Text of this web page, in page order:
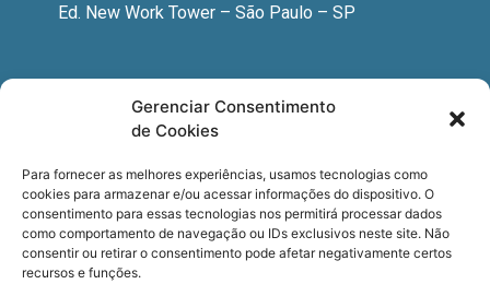
Gerenciar Consentimento
de Cookies
Para fornecer as melhores experiências, usamos tecnologias como
cookies para armazenar e/ou acessar informações do dispositivo. O
consentimento para essas tecnologias nos permitirá processar dados
como comportamento de navegação ou IDs exclusivos neste site. Não
consentir ou retirar o consentimento pode afetar negativamente certos
recursos e funções.
Ed. New Work Tower – São Paulo – SP
Newsletter
especializadas, cursos e eventos?
Registre seu email.